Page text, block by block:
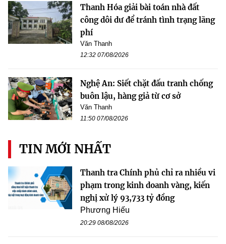
Thanh Hóa giải bài toán nhà đất
công dôi dư để tránh tình trạng lãng
phí
Văn Thanh
12:32 07/08/2026
Nghệ An: Siết chặt đấu tranh chống
buôn lậu, hàng giả từ cơ sở
Văn Thanh
11:50 07/08/2026
TIN MỚI NHẤT
Thanh tra Chính phủ chỉ ra nhiều vi
phạm trong kinh doanh vàng, kiến
nghị xử lý 93,733 tỷ đồng
Phương Hiếu
20:29 08/08/2026